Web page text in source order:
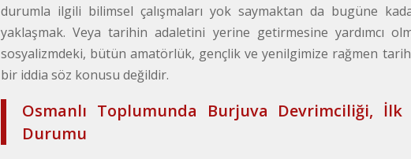
durumla ilgili bilimsel çalışmaları yok saymaktan da bugüne
yaklaşmak. Veya tarihin adaletini yerine getirmesine yardımcı
sosyalizmdeki, bütün amatörlük, gençlik ve yenilgimize rağmen
bir iddia söz konusu değildir.
Osmanlı Toplumunda Burjuva Devrimciliği,
Durumu